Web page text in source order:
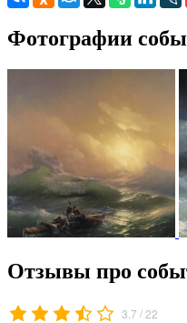
Фотографии
Отзывы про
3.7 /22